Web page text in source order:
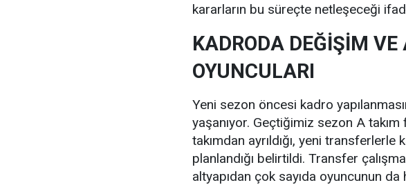
kararların bu süreçte netleşeceği
KADRODA DEĞİŞİM VE
OYUNCULARI
Yeni sezon öncesi kadro
yaşanıyor. Geçtiğimiz sezon A
takımdan ayrıldığı, yeni
planlandığı belirtildi. Transfer
altyapıdan çok sayıda oyuncunun da